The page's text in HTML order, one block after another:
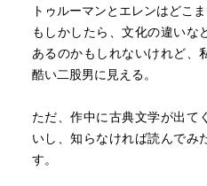
トゥルーマンとエレンはどこ
もしかしたら、文化の違いな
あるのかもしれないけれど、
酷い二股男に見える。
ただ、作中に古典文学が出て
いし、知らなければ読んでみ
す。